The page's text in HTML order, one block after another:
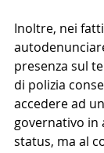
Inoltre, nei
presenza sul
di polizia
accedere ad
governativo in
status, ma al